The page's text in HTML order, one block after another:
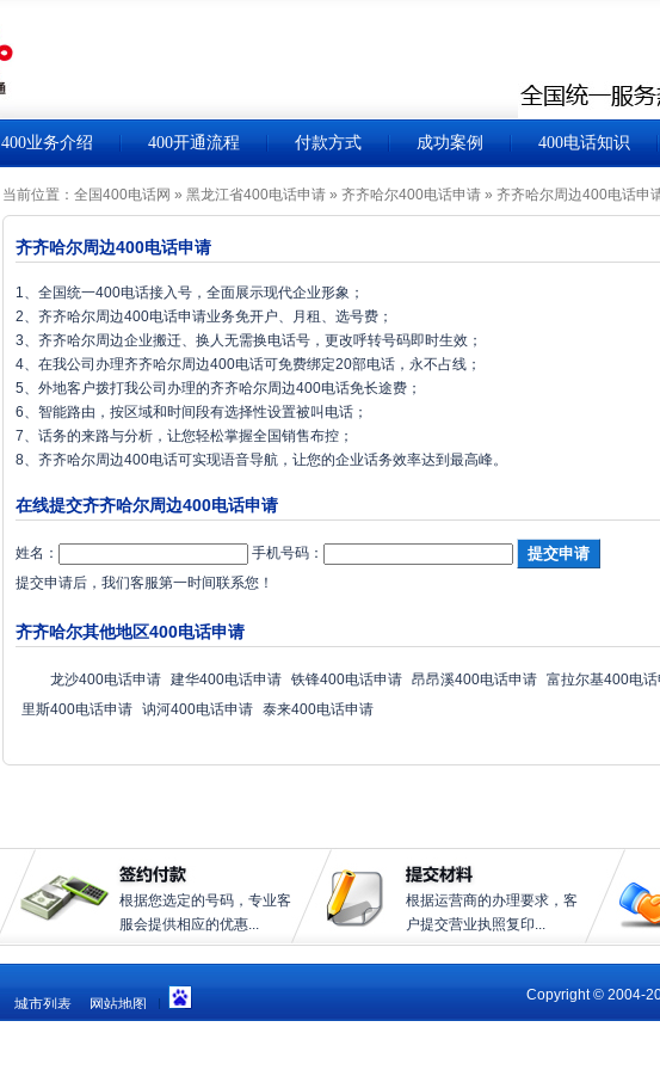
400业务介绍 400开通流程 付款方式 成功案例 400电话知识
当前位置： 全国400电话网 » 黑龙江省400电话申请 » 齐齐哈尔400电话申请 » 齐齐哈尔周边400电话申
齐齐哈尔周边400电话申请
1、全国统一400电话接入号，全面展示现代企业形象；
2、齐齐哈尔周边400电话申请业务免开户、月租、选号费；
3、齐齐哈尔周边企业搬迁、换人无需换电话号，更改呼转号码即时生效；
4、在我公司办理齐齐哈尔周边400电话可免费绑定20部电话，永不占线；
5、外地客户拨打我公司办理的齐齐哈尔周边400电话免长途费；
6、智能路由，按区域和时间段有选择性设置被叫电话；
7、话务的来路与分析，让您轻松掌握全国销售布控；
8、齐齐哈尔周边400电话可实现语音导航，让您的企业话务效率达到最高峰。
在线提交齐齐哈尔周边400电话申请
姓名：
手机号码：
提交申请后，我们客服第一时间联系您！
齐齐哈尔其他地区400电话申请
龙沙400电话申请 建华400电话申请 铁锋400电话申请 昂昂溪400电话申请 富拉尔基400电
里斯400电话申请 讷河400电话申请 泰来400电话申请
根据您选定的号码，专业客
服会提供相应的优惠...
根据运营商的办理要求，客
户提交营业执照复印...
城市列表 网站地图
Copyright © 2004-